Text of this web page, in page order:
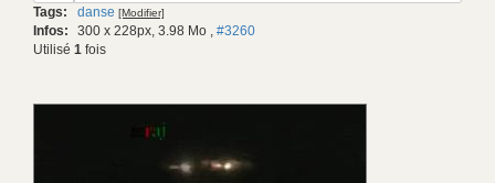
gif:
Tags: danse [Modifier]
Infos: 300 x 228px, 3.98 Mo , #3260
Utilisé 1 fois